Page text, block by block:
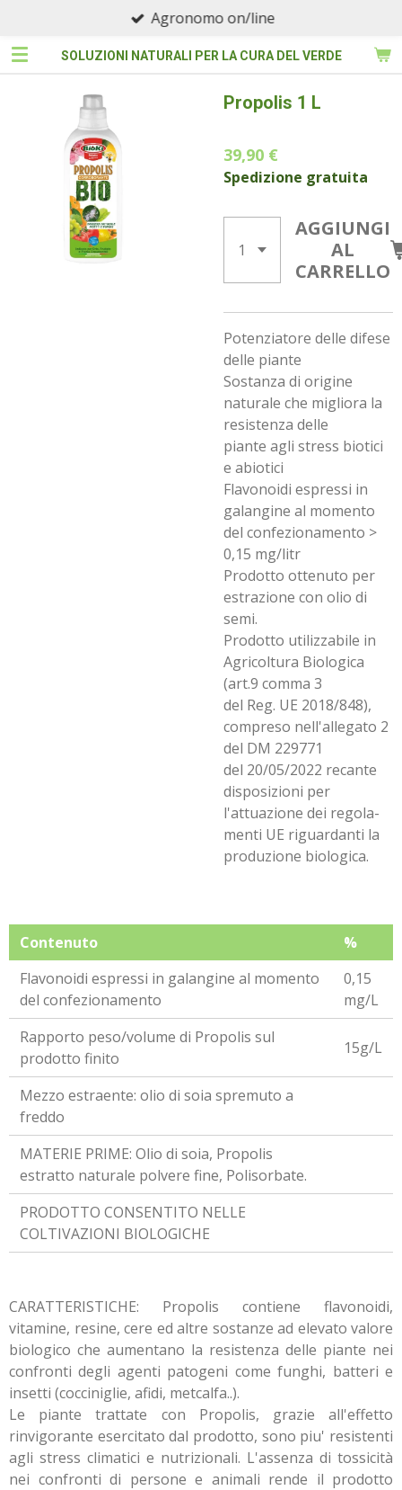
contenutoSOLUZIONI NATURALI PER LA CURA DEL VERDE
Agronomo on/line
Propolis 1 L
39,90 €
Spedizione gratuita
AGGIUNGI
AL
CARRELLO
Potenziatore delle difese
delle piante
Sostanza di origine
naturale che migliora la
resistenza delle
piante agli stress biotici
e abiotici
Flavonoidi espressi in
galangine al momento
del confezionamento >
0,15 mg/litr
Prodotto ottenuto per
estrazione con olio di
semi.
Prodotto utilizzabile in
Agricoltura Biologica
(art.9 comma 3
del Reg. UE 2018/848),
compreso nell'allegato 2
del DM 229771
del 20/05/2022 recante
disposizioni per
l'attuazione dei regola-
menti UE riguardanti la
produzione biologica.
Contenuto
%
Flavonoidi espressi in galangine al momento
del confezionamento
0,15
mg/L
Rapporto peso/volume di Propolis sul
prodotto finito
15g/L
Mezzo estraente: olio di soia spremuto a
freddo
MATERIE PRIME: Olio di soia, Propolis
estratto naturale polvere fine, Polisorbate.
PRODOTTO CONSENTITO NELLE
COLTIVAZIONI BIOLOGICHE
CARATTERISTICHE: Propolis contiene flavonoidi,
vitamine, resine, cere ed altre sostanze ad elevato valore
biologico che aumentano la resistenza delle piante nei
confronti degli agenti patogeni come funghi, batteri e
insetti (cocciniglie, afidi, metcalfa..).
Le piante trattate con Propolis, grazie all'effetto
rinvigorante esercitato dal prodotto, sono piu' resistenti
agli stress climatici e nutrizionali. L'assenza di tossicità
nei confronti di persone e animali rende il prodotto